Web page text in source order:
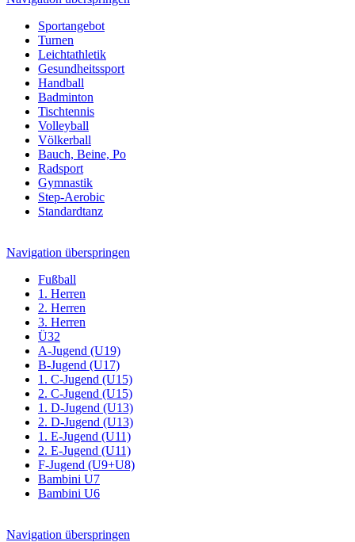
Sportangebot
Turnen
Leichtathletik
Gesundheitssport
Handball
Badminton
Tischtennis
Volleyball
Völkerball
Bauch, Beine, Po
Radsport
Gymnastik
Step-Aerobic
Standardtanz
Navigation überspringen
Fußball
1. Herren
2. Herren
3. Herren
Ü32
A-Jugend (U19)
B-Jugend (U17)
1. C-Jugend (U15)
2. C-Jugend (U15)
1. D-Jugend (U13)
2. D-Jugend (U13)
1. E-Jugend (U11)
2. E-Jugend (U11)
F-Jugend (U9+U8)
Bambini U7
Bambini U6
Navigation überspringen